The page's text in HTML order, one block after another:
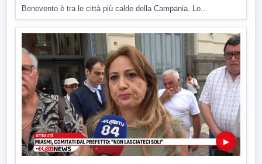
Benevento è tra le città più calde della Campania. Lo...
▶